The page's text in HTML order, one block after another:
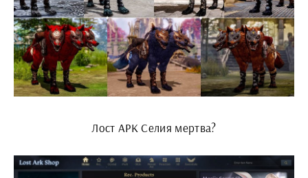
Лост АРК Селия мертва?